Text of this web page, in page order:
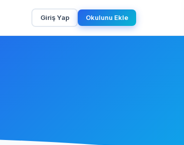
Giriş Yap Okulunu Ekle